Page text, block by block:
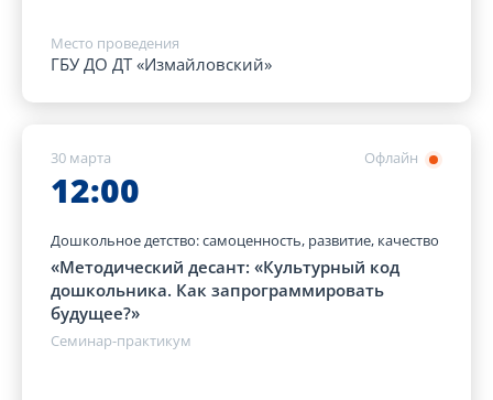
Место проведения
ГБУ ДО ДТ «Измайловский»
Офлайн
30 марта
12:00
Дошкольное детство: самоценность, развитие, качество
«Методический десант: «Культурный код
дошкольника. Как запрограммировать
будущее?»
Семинар-практикум